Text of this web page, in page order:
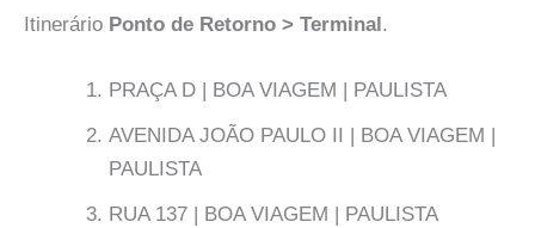
Itinerário Ponto de Retorno > Terminal.
PRAÇA D | BOA VIAGEM | PAULISTA
AVENIDA JOÃO PAULO II | BOA VIAGEM |
PAULISTA
RUA 137 | BOA VIAGEM | PAULISTA